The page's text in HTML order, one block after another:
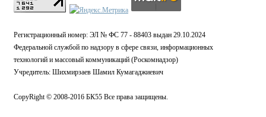
Регистрационный номер: ЭЛ № ФС 77 - 88403 выдан 29.10.2024
Федеральной службой по надзору в сфере связи, информационных
технологий и массовый коммуникаций (Роскомнадзор)
Учредитель: Шихмирзаев Шамил Кумагаджиевич
CopyRight © 2008-2016 БК55 Все права защищены.